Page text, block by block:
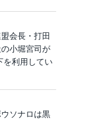
会長・打田
小堀宮司が
を利用してい
ソナロは黒